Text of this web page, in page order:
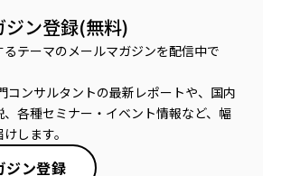
ジン登録(無料)
テーマのメールマガジンを配信中で
コンサルタントの最新レポートや、国内
各種セミナー・イベント情報など、幅
します。
ジン登録